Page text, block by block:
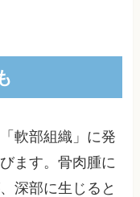
軟部組織」に発
ます。骨肉腫に
深部に生じると